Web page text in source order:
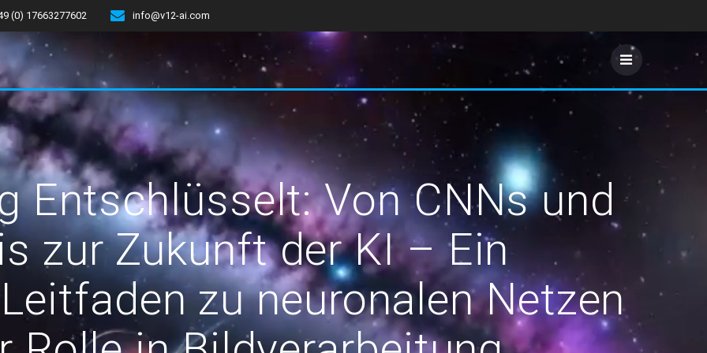
(0) 17663277602 info@v12-ai.com
Entschlüsselt: Von CNNs und
zur Zukunft der KI – Ein
zu neuronalen Netzen